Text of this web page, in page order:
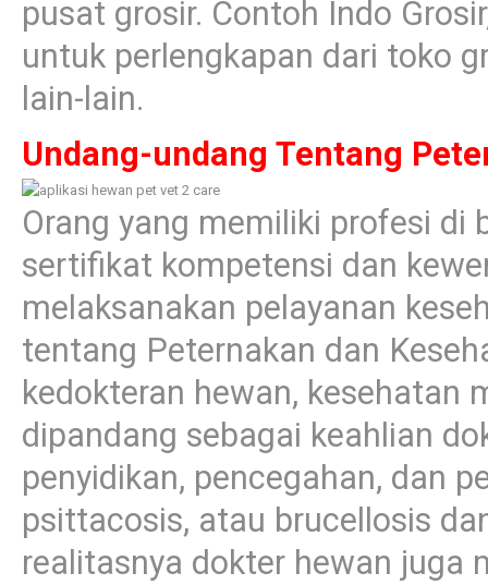
pusat grosir. Contoh Indo
untuk perlengkapan dari toko
lain-lain.
Undang-undang Tentang
Orang yang memiliki profesi di
sertifikat kompetensi dan
melaksanakan pelayanan
tentang Peternakan dan
kedokteran hewan, kesehatan
dipandang sebagai keahlian
penyidikan, pencegahan, dan
psittacosis, atau brucellosis
realitasnya dokter hewan juga